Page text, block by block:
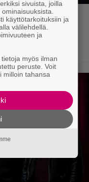
–
sivuista, joilla
käyttötarkoituksiin ja
välilehdellä.
ja
myös ilman
peruste. Voit
milloin tahansa